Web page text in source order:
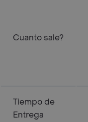
Cuanto sale?
Tiempo de
Entrega